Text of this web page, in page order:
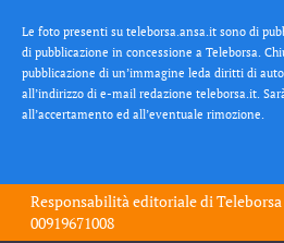
Le foto presenti su teleborsa.ansa.it sono di
di pubblicazione in concessione a Teleborsa.
pubblicazione di un’immagine leda diritti di
all’indirizzo di e-mail redazione teleborsa.it.
all’accertamento ed all’eventuale rimozione.
Responsabilità editoriale di
00919671008